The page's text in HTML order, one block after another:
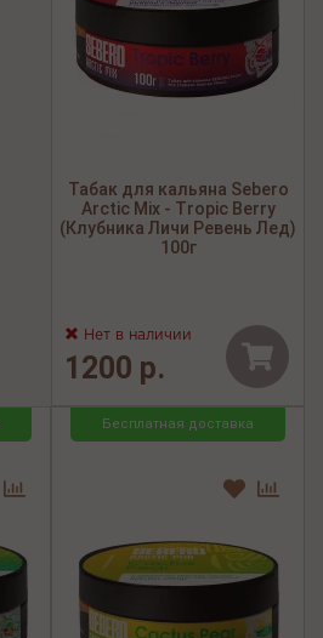
Табак для кальяна Sebero
Arctic Mix - Tropic Berry
(Клубника Личи Ревень Лед)
100г
Нет в наличии
1200 р.
Бесплатная доставка